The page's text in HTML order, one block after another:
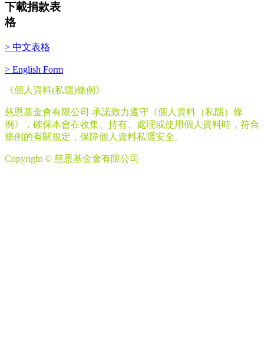
下載捐款表
格
> 中文表格
> English Form
《個人資料(私隱)條例》
慈恩基金會有限公司 承諾致力遵守《個人資料（私隱）條
例》，確保本會在收集、持有、處理或使用個人資料時，符合
條例的有關規定，保障個人資料私隱安全。
Copyright © 慈恩基金會有限公司